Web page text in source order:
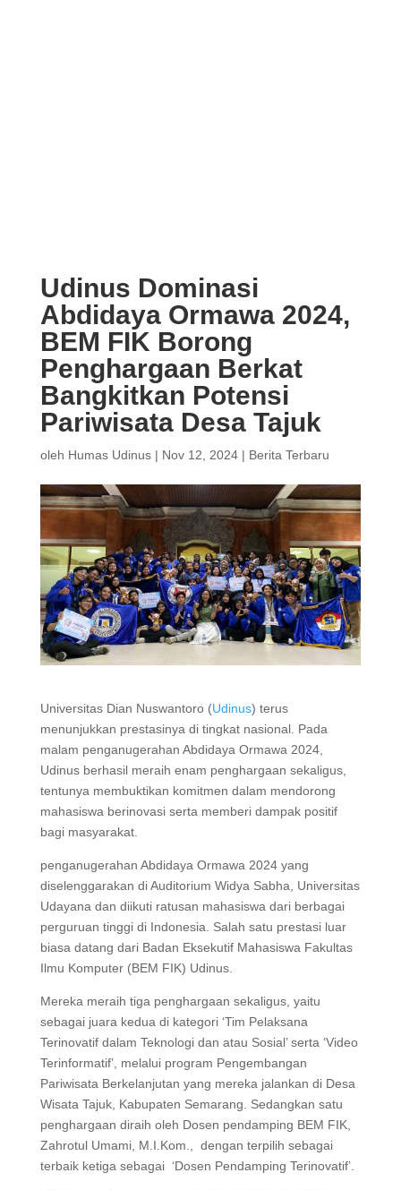
Udinus Dominasi
Abdidaya Ormawa 2024,
BEM FIK Borong
Penghargaan Berkat
Bangkitkan Potensi
Pariwisata Desa Tajuk
oleh Humas Udinus| Nov 12, 2024| Berita Terbaru
Universitas Dian Nuswantoro (Udinus) terus
menunjukkan prestasinya di tingkat nasional. Pada
malam penganugerahan Abdidaya Ormawa 2024,
Udinus berhasil meraih enam penghargaan sekaligus,
tentunya membuktikan komitmen dalam mendorong
mahasiswa berinovasi serta memberi dampak positif
bagi masyarakat.
penganugerahan Abdidaya Ormawa 2024 yang
diselenggarakan di Auditorium Widya Sabha, Universitas
Udayana dan diikuti ratusan mahasiswa dari berbagai
perguruan tinggi di Indonesia. Salah satu prestasi luar
biasa datang dari Badan Eksekutif Mahasiswa Fakultas
Ilmu Komputer (BEM FIK) Udinus.
Mereka meraih tiga penghargaan sekaligus, yaitu
sebagai juara kedua di kategori ‘Tim Pelaksana
Terinovatif dalam Teknologi dan atau Sosial’ serta ‘Video
Terinformatif’, melalui program Pengembangan
Pariwisata Berkelanjutan yang mereka jalankan di Desa
Wisata Tajuk, Kabupaten Semarang. Sedangkan satu
penghargaan diraih oleh Dosen pendamping BEM FIK,
Zahrotul Umami, M.I.Kom., dengan terpilih sebagai
terbaik ketiga sebagai ‘Dosen Pendamping Terinovatif’.